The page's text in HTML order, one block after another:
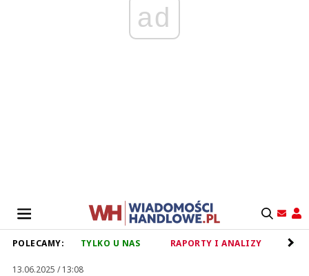
ad
POLECAMY: TYLKO U NAS RAPORTY I ANALIZY
13.06.2025 / 13:08